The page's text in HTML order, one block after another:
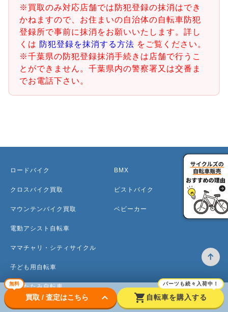
※買取のみ対応店舗では防犯登録の抹消はでき
かねますので、お住まいの自治体の自転車防犯
登録所で事前に抹消をお願いいたします。詳し
くは 防犯登録を抹消する方法 をご覧ください。
※千葉県の防犯登録抹消手続きは店舗で行うこ
とができません。千葉県内の警察署又は交番ま
でお電話下さい。
無料
買取 / 査定はこちら keyboard_arrow_down shopping_cart
パーツも続々入荷中！
自転車を購入する
ロードバイク
クロスバイク買取
マウンテンバイク買取
電動アシスト自転車
ママチャリ・シティサイクル
子ども用自転車
折りたたみ自転車
ミニベロ
BMX
ピストバイク
ベビーカー